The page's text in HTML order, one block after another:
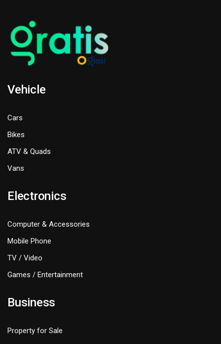
Vehicle
Cars
Bikes
ATV & Quads
Vans
Electronics
Computer & Accessories
Mobile Phone
TV / Video
Games / Entertainment
Business
Property for Sale